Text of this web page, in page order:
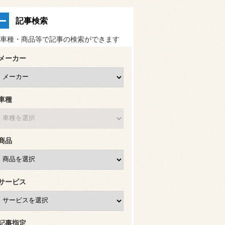
記事検索
種・商品等で記事の検索ができます
ーカー
種
品
ービス
事指定